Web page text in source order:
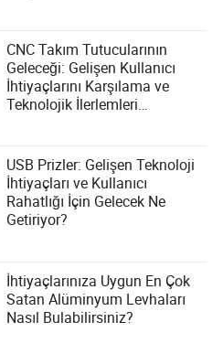
CNC Takım Tutucularının
Geleceği: Gelişen Kullanıcı
İhtiyaçlarını Karşılama ve
Teknolojik İlerlemleri
USB Prizler: Gelişen Teknoloji
İhtiyaçları ve Kullanıcı
Rahatlığı İçin Gelecek Ne
Getiriyor?
İhtiyaçlarınıza Uygun En Çok
Satan Alüminyum Levhaları
Nasıl Bulabilirsiniz?